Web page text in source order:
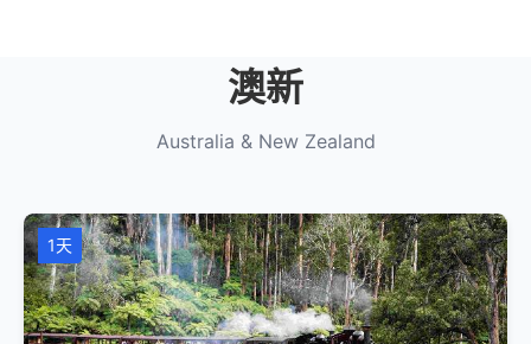
澳新
Australia & New Zealand
1天